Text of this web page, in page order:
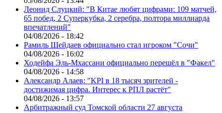
Леонид Слуцкий: "В Китае любят цифрами: 109 матчей,
65 побед, 2 Суперкубка, 2 серебра, полтора миллиарда
впечатлений"
04/08/2026 - 18:42
Рамиль Шейдаев официально стал игроком "Сочи"
04/08/2026 - 16:02
Ходейфа Эль-Мхассани официально перешёл в "Факел"
04/08/2026 - 14:58
Александр Алаев: "KPI в 18 тысяч зрителей -
достижимая цифра. Интерес к РПЛ растёт"
04/08/2026 - 13:57
Арбитражный суд Томской области 27 августа